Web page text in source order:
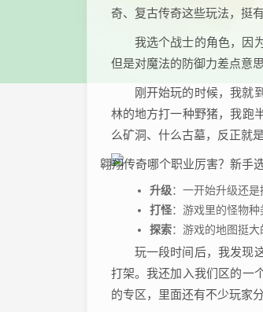
奇、复古传奇这些玩法，挺有
我选个战士的角色，因
但是对魔法的防御力差点意
刚开始玩的时候，我就
林的地方打一种野猪，我跑
么矿洞、什么古墓，反正就
升级：一开始升级还是
打怪：游戏里的怪物种
探索：游戏的地图挺大
玩一段时间后，我发现
打架。我还加入我们区的一
的专区，里面还有不少玩家